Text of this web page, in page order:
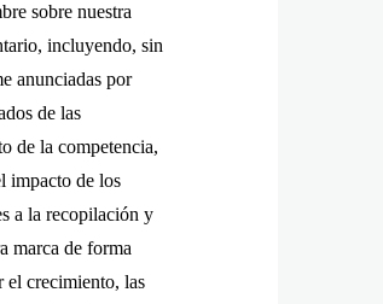
sobre nuestra
incluyendo, sin
anunciadas por
de las
de la competencia,
impacto de los
a la recopilación y
marca de forma
el crecimiento, las